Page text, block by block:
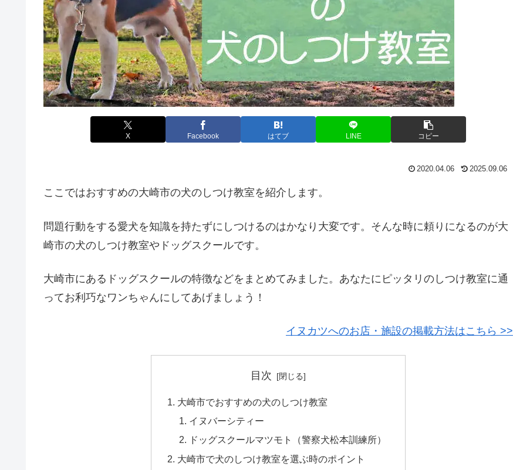
X Facebook はてブ LINE コピー
2020.04.06 2025.09.06
ここではおすすめの大崎市の犬のしつけ教室を紹介します。
問題行動をする愛犬を知識を持たずにしつけるのはかなり大変です。そんな時に頼りになるのが大
崎市の犬のしつけ教室やドッグスクールです。
大崎市にあるドッグスクールの特徴などをまとめてみました。あなたにピッタリのしつけ教室に通
ってお利巧なワンちゃんにしてあげましょう！
イヌカツへのお店・施設の掲載方法はこちら >>
目次
大崎市でおすすめの犬のしつけ教室
イヌバーシティー
ドッグスクールマツモト（警察犬松本訓練所）
大崎市で犬のしつけ教室を選ぶ時のポイント